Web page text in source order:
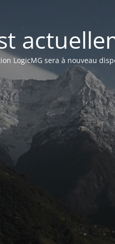
LogicMG sera à nouveau